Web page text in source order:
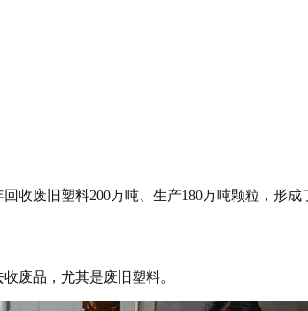
收废旧塑料200万吨、生产180万吨颗粒，形
废品，尤其是废旧塑料。